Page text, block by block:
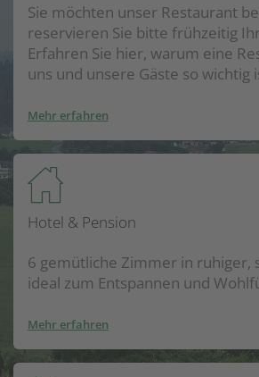
Sie möchten unser Restaurant
reservieren Sie bitte frühzeitig
Erfahren Sie hier, warum eine
uns und unsere Gäste so wichtig
Mehr erfahren
Hotel & Pension
6 gemütliche Zimmer in ruhiger,
ideal zum Entspannen und
Mehr erfahren